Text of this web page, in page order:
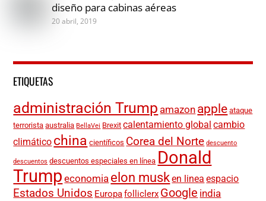
diseño para cabinas aéreas
20 abril, 2019
ETIQUETAS
administración Trump amazon apple ataque
terrorista australia BellaVei Brexit calentamiento global cambio
climático china científicos Corea del Norte descuento
descuentos descuentos especiales en línea Donald
Trump economia elon musken linea espacio
Estados Unidos Europafolliclerx Google india